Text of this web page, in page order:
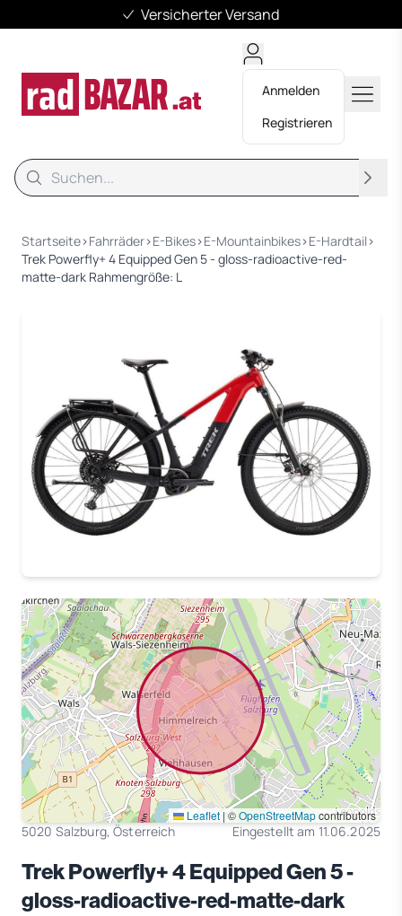
Versicherter Versand
Anmelden
Registrieren
Suche
Startseite›Fahrräder›E-Bikes›E-Mountainbikes›E-Hardtail ›
Trek Powerfly+ 4 Equipped Gen 5 - gloss-radioactive-red-
matte-dark Rahmengröße: L
Leaflet |©OpenStreetMapcontributors
5020 Salzburg, Österreich Eingestellt am 11.06.2025
Trek Powerfly+ 4 Equipped Gen 5 -
gloss-radioactive-red-matte-dark